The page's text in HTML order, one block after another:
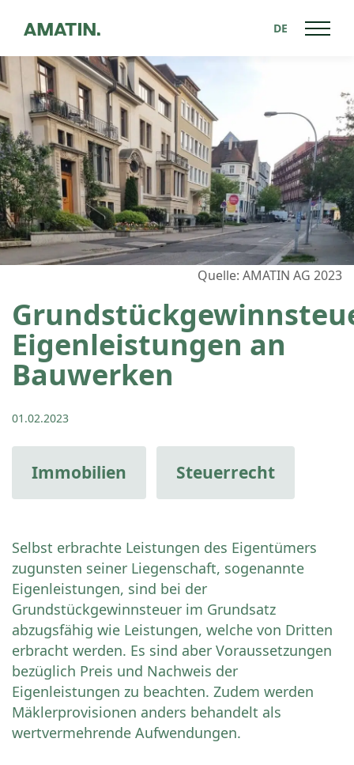
DE
Zurück zu News
Quelle: AMATIN AG 2023
Eigenleistungen an
Bauwerken
01.02.2023
Immobilien Steuerrecht
Selbst erbrachte Leistungen des Eigentümers
zugunsten seiner Liegenschaft, sogenannte
Eigenleistungen, sind bei der
Grundstückgewinnsteuer im Grundsatz
abzugsfähig wie Leistungen, welche von Dritten
erbracht werden. Es sind aber Voraussetzungen
bezüglich Preis und Nachweis der
Eigenleistungen zu beachten. Zudem werden
Mäklerprovisionen anders behandelt als
wertvermehrende Aufwendungen.